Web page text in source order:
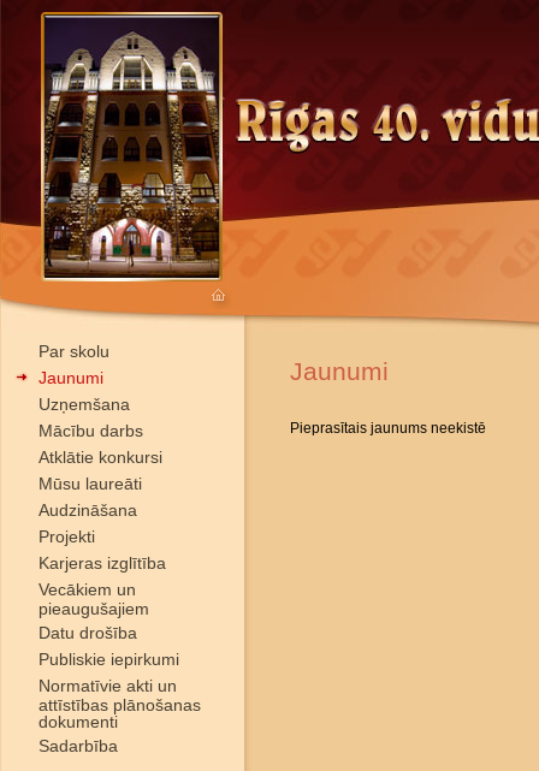
Par skolu
Jaunumi
Uzņemšana
Mācību darbs
Atklātie konkursi
Mūsu laureāti
Audzināšana
Projekti
Karjeras izglītība
Vecākiem un
pieaugušajiem
Datu drošība
Publiskie iepirkumi
Normatīvie akti un
attīstības plānošanas
dokumenti
Sadarbība
Jaunumi
Pieprasītais jaunums neekistē